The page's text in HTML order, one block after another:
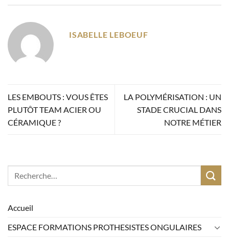
ISABELLE LEBOEUF
LES EMBOUTS : VOUS ÊTES
PLUTÔT TEAM ACIER OU
CÉRAMIQUE ?
LA POLYMÉRISATION : UN
STADE CRUCIAL DANS
NOTRE MÉTIER
Accueil
ESPACE FORMATIONS PROTHESISTES ONGULAIRES